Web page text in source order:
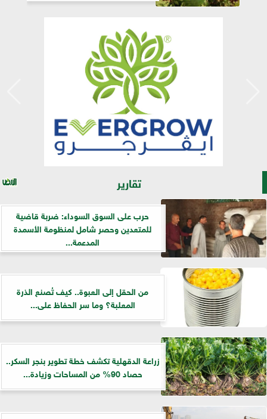
تقارير
حرب على السوق السوداء: ضربة قاضية
للمتعدين وحصر شامل لمنظومة الأسمدة
المدعمة...
من الحقل إلى العبوة.. كيف تُصنع الذرة
المعلبة؟ وما سر الحفاظ على...
زراعة الدقهلية تكشف خطة تطوير بنجر السكر..
حصاد 90% من المساحات وزيادة...